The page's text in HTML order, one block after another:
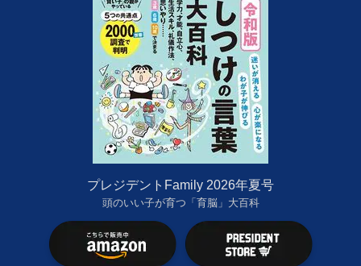
プレジデントFamily 2026年夏号
頭のいい子が育つ「育脳」大百科